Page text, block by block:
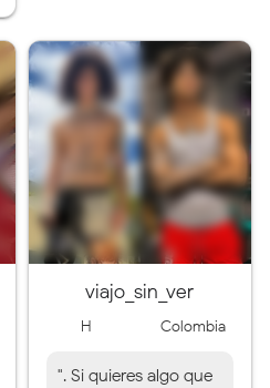
viajo_sin_ver
H Colombia
". Si quieres algo que